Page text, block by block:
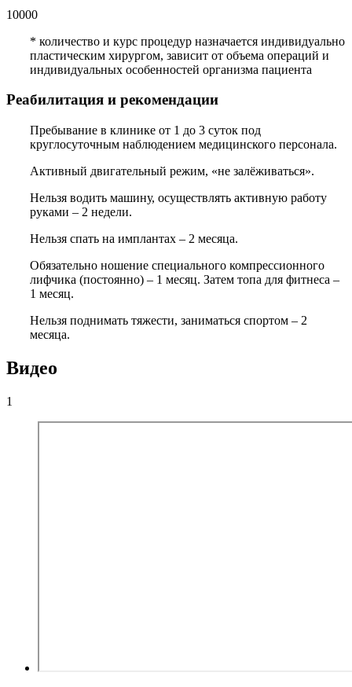
10000
* количество и курс процедур назначается индивидуально
пластическим хирургом, зависит от объема операций и
индивидуальных особенностей организма пациента
Реабилитация и рекомендации
Пребывание в клинике от 1 до 3 суток под
круглосуточным наблюдением медицинского персонала.
Активный двигательный режим, «не залёживаться».
Нельзя водить машину, осуществлять активную работу
руками – 2 недели.
Нельзя спать на имплантах – 2 месяца.
Обязательно ношение специального компрессионного
лифчика (постоянно) – 1 месяц. Затем топа для фитнеса –
1 месяц.
Нельзя поднимать тяжести, заниматься спортом – 2
месяца.
Видео
1